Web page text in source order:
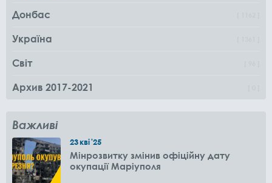
Донбас
Україна
Світ
Архив 2017-2021
Важливі
23кві'25
Мінрозвитку змінив офіційну дату
окупації Маріуполя